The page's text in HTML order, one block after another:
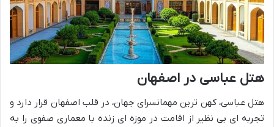
هتل عباسی در اصفهان
هتل عباسی، کهن ترین مهمانسرای جهان، در قلب اصفهان قرار دارد و
تجربه ای بی نظیر از اقامت در موزه ای زنده با معماری صفوی را به